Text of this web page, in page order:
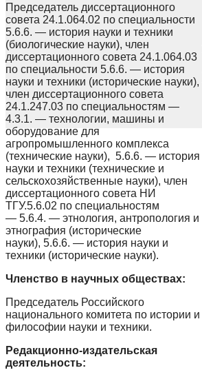
Председатель диссертационного
совета 24.1.064.02 по специальности
5.6.6. — история науки и техники
(биологические науки), член
диссертационного совета 24.1.064.03
по специальности 5.6.6. — история
науки и техники (исторические науки),
член диссертационного совета
24.1.247.03 по специальностям —
4.3.1. — технологии, машины и
оборудование для
агропромышленного комплекса
(технические науки), 5.6.6. — история
науки и техники (технические и
сельскохозяйственные науки), член
диссертационного совета НИ
ТГУ.5.6.02 по специальностям
— 5.6.4. — этнология, антропология и
этнография (исторические
науки), 5.6.6. — история науки и
техники (исторические науки).
Членство в научных обществах:
Председатель Российского
национального комитета по истории и
философии науки и техники.
Редакционно-издательская
деятельность: